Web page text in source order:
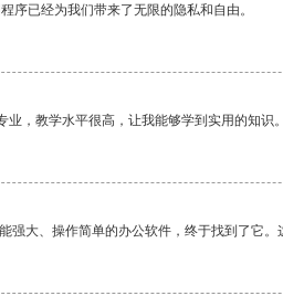
序已经为我们带来了无限的隐私和自由。
业，教学水平很高，让我能够学到实用的知识。
强大、操作简单的办公软件，终于找到了它